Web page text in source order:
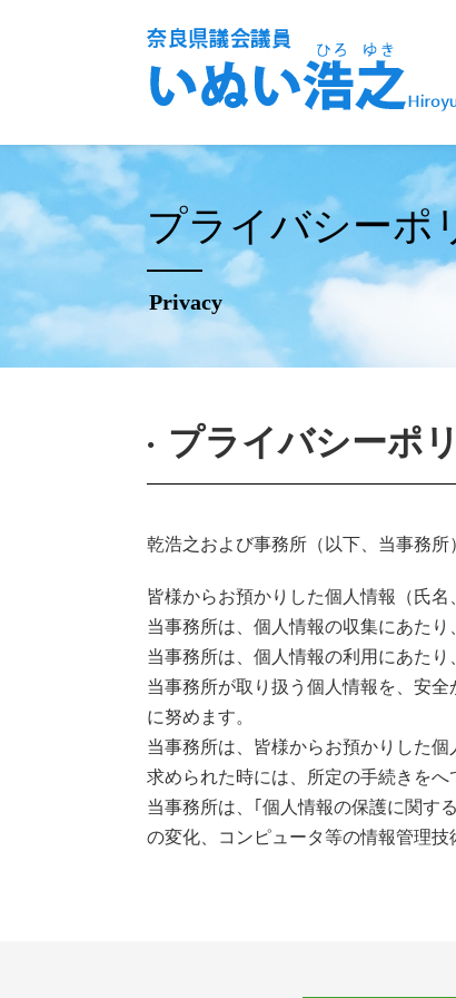
プライバシーポ
Privacy
プライバシーポ
乾浩之および事務所（以下、当事務
皆様からお預かりした個人情報（氏
当事務所は、個人情報の収集にあたり
当事務所は、個人情報の利用にあたり
当事務所が取り扱う個人情報を、安
に努めます。
当事務所は、皆様からお預かりした
求められた時には、所定の手続きをへ
当事務所は、｢個人情報の保護に関す
の変化、コンピュータ等の情報管理